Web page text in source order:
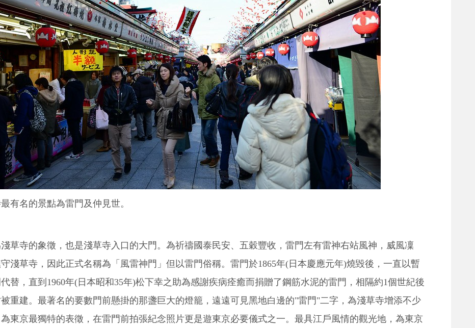
有名的景點為雷門及仲見世。
草寺的象徵，也是淺草寺入口的大門。為祈禱國泰民安、五穀豐收，雷門左有雷神右站風神，威風凜
淺草寺，因此正式名稱為「風雷神門」但以雷門俗稱。雷門於1865年(日本慶應元年)燒毀後，一直以暫
替，直到1960年(日本昭和35年)松下幸之助為感謝疾病痊癒而捐贈了鋼筋水泥的雷門，相隔約1個世紀後
重建。最著名的要數門前懸掛的那盞巨大的燈籠，遠遠可見黑地白邊的"雷門"二字，為淺草寺增添不少
東京最獨特的表徵，在雷門前拍張紀念照片更是遊東京必要儀式之一。最具江戶風情的觀光地，為東京